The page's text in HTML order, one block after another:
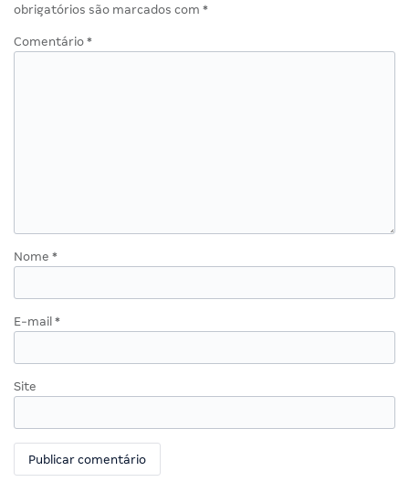
obrigatórios são marcados com *
Comentário *
Nome *
E-mail *
Site